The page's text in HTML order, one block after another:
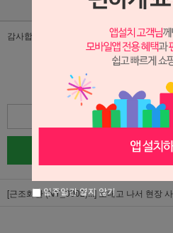
감사합니다!
글쓰기
[근조화환 (NY_0002)...] 보내고 나서 현장
일주일간 열지 않기